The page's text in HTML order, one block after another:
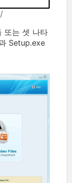
또는 셋 나타
Setup.exe